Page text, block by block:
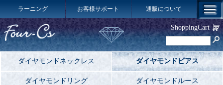
ラーニング お客様サポート 通販について
ダイヤモンドネックレス ダイヤモンドピアス
ダイヤモンドリング ダイヤモンドルース
ShoppingCart